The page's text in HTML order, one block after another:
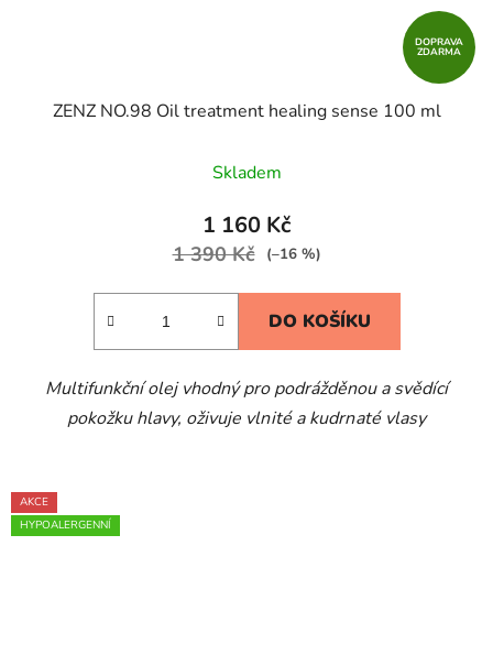
DOPRAVA
ZDARMA
ZENZ NO.98 Oil treatment healing sense 100 ml
Skladem
1 160 Kč
1 390 Kč (–16 %)
DO KOŠÍKU
Multifunkční olej vhodný pro podrážděnou a svědící
pokožku hlavy, oživuje vlnité a kudrnaté vlasy
AKCE
HYPOALERGENNÍ